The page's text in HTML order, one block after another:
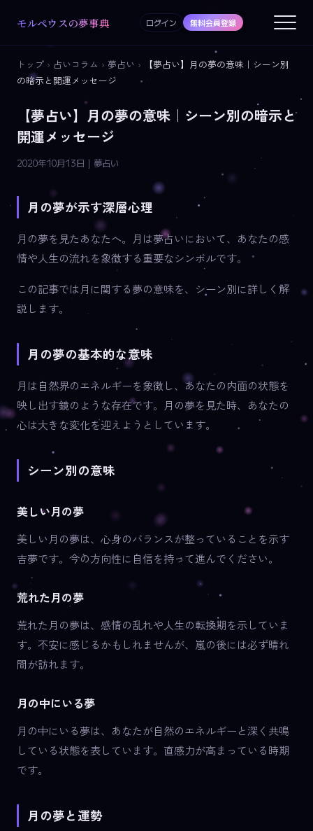
モルペウスの夢事典 ログイン 無料会員登録
トップ › 占いコラム › 夢占い ›
【夢占い】月の夢の意味｜シーン別
の暗示と開運メッセージ
【夢占い】月の夢の意味｜シーン別の暗示と
開運メッセージ
2020年10月13日 | 夢占い
月の夢が示す深層心理
月の夢を見たあなたへ。月は夢占いにおいて、あなたの感
情や人生の流れを象徴する重要なシンボルです。
この記事では月に関する夢の意味を、シーン別に詳しく解
説します。
月の夢の基本的な意味
月は自然界のエネルギーを象徴し、あなたの内面の状態を
映し出す鏡のような存在です。月の夢を見た時、あなたの
心は大きな変化を迎えようとしています。
シーン別の意味
美しい月の夢
美しい月の夢は、心身のバランスが整っていることを示す
吉夢です。今の方向性に自信を持って進んでください。
荒れた月の夢
荒れた月の夢は、感情の乱れや人生の転換期を示していま
す。不安に感じるかもしれませんが、嵐の後には必ず晴れ
間が訪れます。
月の中にいる夢
月の中にいる夢は、あなたが自然のエネルギーと深く共鳴
している状態を表しています。直感力が高まっている時期
です。
月の夢と運勢